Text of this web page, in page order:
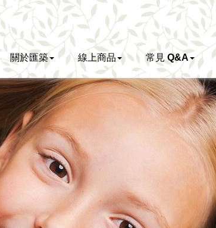
關於匯築 線上商品 常見 Q&A